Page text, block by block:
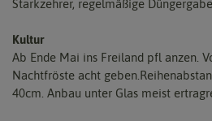
Starkzehrer, regelmäßige
Kultur
Ab Ende Mai ins Freiland pfl anzen.
Nachtfröste acht
40cm. Anbau unter Glas meist